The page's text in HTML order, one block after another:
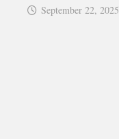
September 22, 2025